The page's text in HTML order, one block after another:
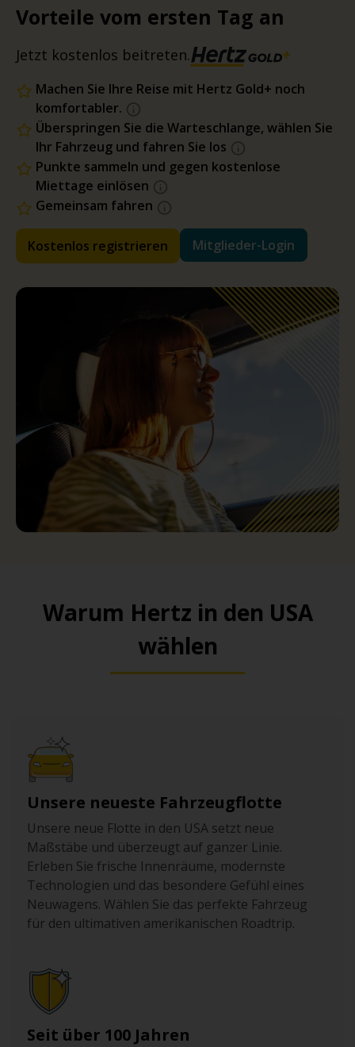
Vorteile vom ersten Tag an
Jetzt kostenlos beitreten.
Machen Sie Ihre Reise mit Hertz Gold+ noch
komfortabler.
Überspringen Sie die Warteschlange, wählen Sie
Ihr Fahrzeug und fahren Sie los
Punkte sammeln und gegen kostenlose
Miettage einlösen
Gemeinsam fahren
Kostenlos registrieren Mitglieder-Login
Warum Hertz in den USA
wählen
Unsere neueste Fahrzeugflotte
Unsere neue Flotte in den USA setzt neue
Maßstäbe und überzeugt auf ganzer Linie.
Erleben Sie frische Innenräume, modernste
Technologien und das besondere Gefühl eines
Neuwagens. Wählen Sie das perfekte Fahrzeug
für den ultimativen amerikanischen Roadtrip.
Seit über 100 Jahren